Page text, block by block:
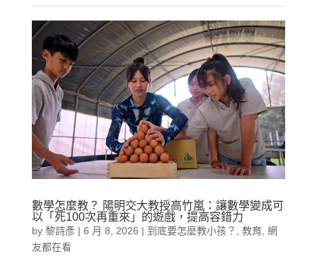
數學怎麼教？ 陽明交大教授高竹嵐：讓數學變成可
以「死100次再重來」的遊戲，提高容錯力
by 黎詩彥 | 6 月 8, 2026 | 到底要怎麼教小孩？ 教育, 網
友都在看